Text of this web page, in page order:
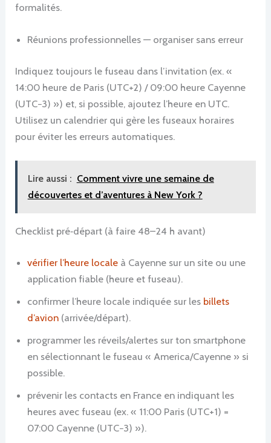
formalités.
Réunions professionnelles — organiser sans erreur
Indiquez toujours le fuseau dans l’invitation (ex. «
14:00 heure de Paris (UTC+2) / 09:00 heure Cayenne
(UTC−3) ») et, si possible, ajoutez l’heure en UTC.
Utilisez un calendrier qui gère les fuseaux horaires
pour éviter les erreurs automatiques.
Lire aussi : Comment vivre une semaine de
découvertes et d’aventures à New York ?
Checklist pré‑départ (à faire 48–24 h avant)
vérifier l’heure locale à Cayenne sur un site ou une
application fiable (heure et fuseau).
confirmer l’heure locale indiquée sur les billets
d’avion (arrivée/départ).
programmer les réveils/alertes sur ton smartphone
en sélectionnant le fuseau « America/Cayenne » si
possible.
prévenir les contacts en France en indiquant les
heures avec fuseau (ex. « 11:00 Paris (UTC+1) =
07:00 Cayenne (UTC−3) »).